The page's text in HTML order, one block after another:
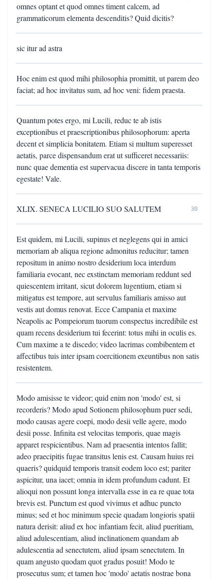
omnes optant et quod omnes timent calcem, ad
grammaticorum elementa descenditis? Quid dicitis?
sic itur ad astra
Hoc enim est quod mihi philosophia promittit, ut parem deo
faciat; ad hoc invitatus sum, ad hoc veni: fidem praesta.
Quantum potes ergo, mi Lucili, reduc te ab istis
exceptionibus et praescriptionibus philosophorum: aperta
decent et simplicia bonitatem. Etiam si multum superesset
aetatis, parce dispensandum erat ut sufficeret necessariis:
nunc quae dementia est supervacua discere in tanta temporis
egestate! Vale.
XLIX. SENECA LUCILIO SUO SALUTEM 30
Est quidem, mi Lucili, supinus et neglegens qui in amici
memoriam ab aliqua regione admonitus reducitur; tamen
repositum in animo nostro desiderium loca interdum
familiaria evocant, nec exstinctam memoriam reddunt sed
quiescentem irritant, sicut dolorem lugentium, etiam si
mitigatus est tempore, aut servulus familiaris amisso aut
vestis aut domus renovat. Ecce Campania et maxime
Neapolis ac Pompeiorum tuorum conspectus incredibile est
quam recens desiderium tui fecerint: totus mihi in oculis es.
Cum maxime a te discedo; video lacrimas combibentem et
affectibus tuis inter ipsam coercitionem exeuntibus non satis
resistentem.
Modo amisisse te videor; quid enim non 'modo' est, si
recorderis? Modo apud Sotionem philosophum puer sedi,
modo causas agere coepi, modo desii velle agere, modo
desii posse. Infinita est velocitas temporis, quae magis
apparet respicientibus. Nam ad praesentia intentos fallit;
adeo praecipitis fugae transitus lenis est. Causam huius rei
quaeris? quidquid temporis transit eodem loco est; pariter
aspicitur, una iacet; omnia in idem profundum cadunt. Et
alioqui non possunt longa intervalla esse in ea re quae tota
brevis est. Punctum est quod vivimus et adhuc puncto
minus; sed et hoc minimum specie quadam longioris spatii
natura derisit: aliud ex hoc infantiam fecit, aliud pueritiam,
aliud adulescentiam, aliud inclinationem quandam ab
adulescentia ad senectutem, aliud ipsam senectutem. In
quam angusto quodam quot gradus posuit! Modo te
prosecutus sum; et tamen hoc 'modo' aetatis nostrae bona